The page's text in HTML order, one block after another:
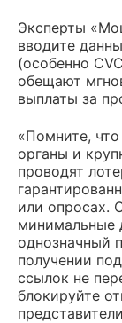
Эксперты
вводите
(особенно
обещают
выплаты за
«Помните,
органы и
проводят
или опросах.
минимальные
однозначный
получении
ссылок не
блокируйте